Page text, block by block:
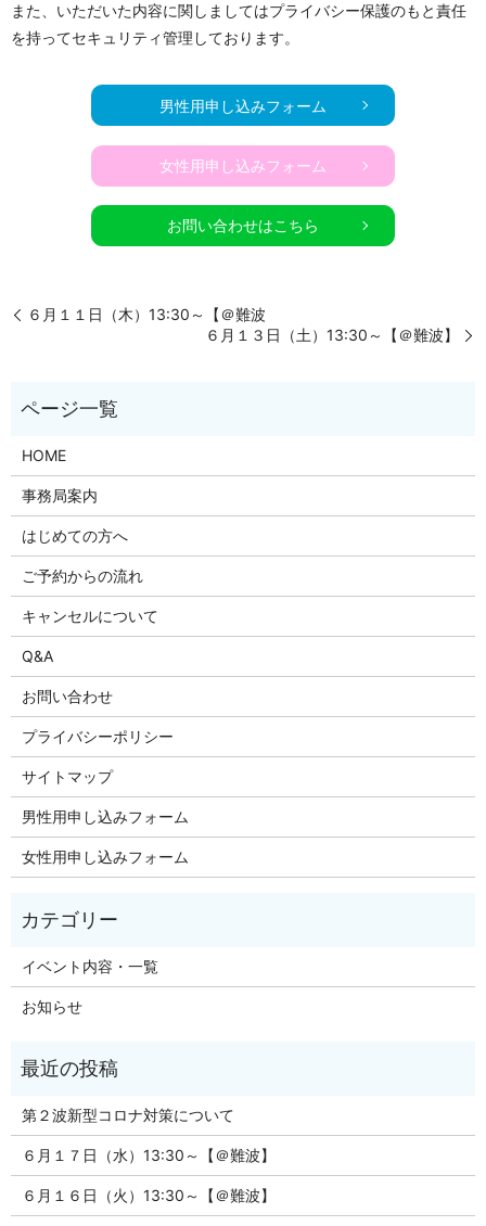
また、いただいた内容に関しましてはプライバシー保護のもと責任
を持ってセキュリティ管理しております。
男性用申し込みフォーム
女性用申し込みフォーム
お問い合わせはこちら
６月１１日（木）13:30～【＠難波
６月１３日（土）13:30～【＠難波】
HOME
事務局案内
はじめての方へ
ご予約からの流れ
キャンセルについて
Q&A
お問い合わせ
プライバシーポリシー
サイトマップ
男性用申し込みフォーム
女性用申し込みフォーム
イベント内容・一覧
お知らせ
第２波新型コロナ対策について
６月１７日（水）13:30～【＠難波】
６月１６日（火）13:30～【＠難波】